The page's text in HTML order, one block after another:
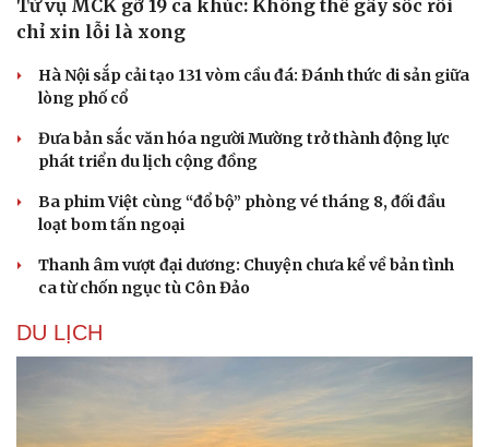
Từ vụ MCK gỡ 19 ca khúc: Không thể gây sốc rồi
chỉ xin lỗi là xong
Hà Nội sắp cải tạo 131 vòm cầu đá: Đánh thức di sản giữa
lòng phố cổ
Đưa bản sắc văn hóa người Mường trở thành động lực
phát triển du lịch cộng đồng
Ba phim Việt cùng “đổ bộ” phòng vé tháng 8, đối đầu
loạt bom tấn ngoại
Thanh âm vượt đại dương: Chuyện chưa kể về bản tình
ca từ chốn ngục tù Côn Đảo
DU LỊCH